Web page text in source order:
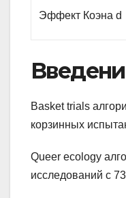
Эффект Коэна d
Basket trials
корзинных
Queer ecology
исследований с